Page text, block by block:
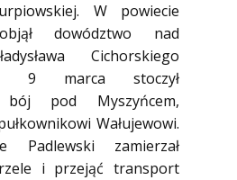
W powiecie
dowództwo nad
Cichorskiego
i 9 marca stoczył
bój pod Myszyńcem,
Wałujewowi.
zamierzał
i przejąć transport